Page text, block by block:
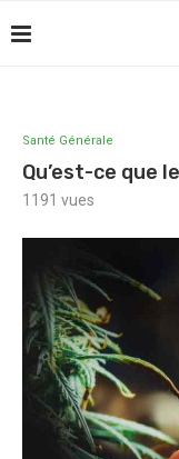
Santé Générale
Qu’est-ce que
1191 vues